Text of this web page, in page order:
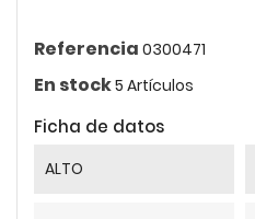
Referencia 0300471
En stock5 Artículos
Ficha de datos
ALTO